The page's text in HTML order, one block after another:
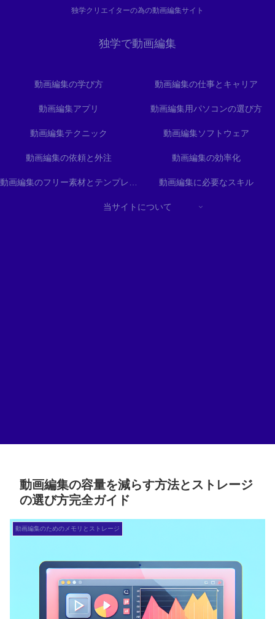
独学クリエイターの為の動画編集サイト
独学で動画編集
動画編集の学び方 動画編集の仕事とキャリア
動画編集アプリ 動画編集用パソコンの選び方
動画編集テクニック 動画編集ソフトウェア
動画編集の依頼と外注 動画編集の効率化
動画編集のフリー素材とテンプレート 動画編集に必要なスキル
当サイトについて
動画編集の容量を減らす方法とストレージ
の選び方完全ガイド
動画編集のためのメモリとストレージ